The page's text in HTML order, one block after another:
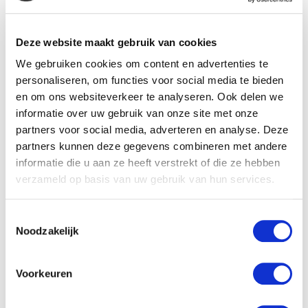
Deze website maakt gebruik van cookies
We gebruiken cookies om content en advertenties te
personaliseren, om functies voor social media te bieden
en om ons websiteverkeer te analyseren. Ook delen we
informatie over uw gebruik van onze site met onze
partners voor social media, adverteren en analyse. Deze
partners kunnen deze gegevens combineren met andere
informatie die u aan ze heeft verstrekt of die ze hebben
verzameld op basis van uw gebruik van hun services.
Noodzakelijk
Voorkeuren
Fuji en Machu Picchu, bewonder beroemde bouwwerken
zoals de Grote Sfinx van Gizeh en het Colosseum, en leer
over talloze wilde dieren.
Met handige tips en creatieve ideeën van experts kunnen
kinderen hun favoriete iconische locaties en kaarten zelf
perfect voor kinderen vanaf 7 jaar die houden van
heen.